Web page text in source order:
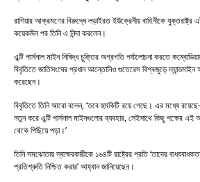
রাশিয়ার আক্রমণের বিরুদ্ধে লড়াইরত ইউক্রেনীয় বাহিনীকে যুক্তরাষ্ট্র
কয়েকদিন পর তিনি এ নিন্দা করলেন।
এন্টি পার্সনাল মাইন নিষিদ্ধ চুক্তির অগ্রগতি পর্যালোচনা করতে
বিবৃতিতে জাতিসংঘের প্রধান আন্তোনিও গুতেরেস বিশ্বজুড়ে
করেছেন।
বিবৃতিতে তিনি আরো বলেন, ‘তবে হুমকিটি রয়ে গেছে। এর মধ্যে
নতুন করে এন্টি পার্সনাল মাইনগুলোর ব্যবহার, সেইসাথে কিছু পক্ষের
থেকে পিছিয়ে পড়া।’
তিনি সমঝোতায় স্বাক্ষরকারীকে ১৬৪টি রাষ্ট্রের প্রতি ‘তাদের
প্রতিশ্রুতি নিশ্চিত করার’ আহ্বান জানিয়েছেন।